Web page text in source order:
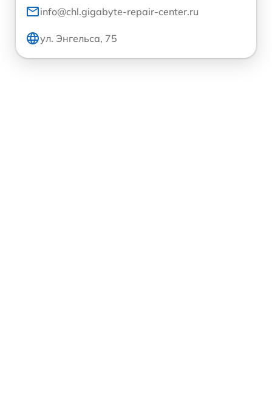
info@chl.gigabyte-repair-center.ru
ул. Энгельса, 75